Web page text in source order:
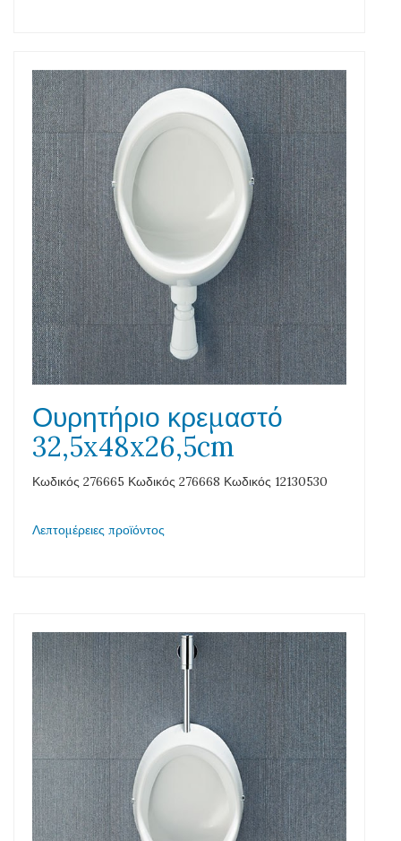
Ουρητήριο κρεμαστό
32,5x48x26,5cm
Κωδικός 276665 Κωδικός 276668 Κωδικός 12130530
Λεπτομέρειες προϊόντος